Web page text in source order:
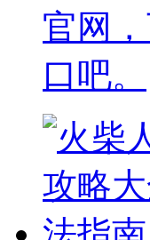
官网
口吧。